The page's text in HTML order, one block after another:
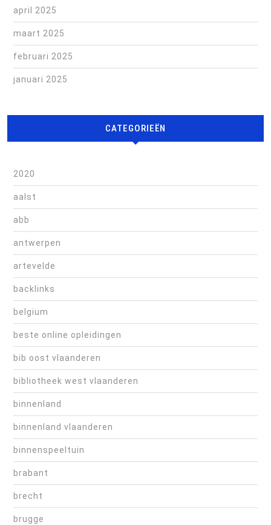
april 2025
maart 2025
februari 2025
januari 2025
CATEGORIEËN
2020
aalst
abb
antwerpen
artevelde
backlinks
belgium
beste online opleidingen
bib oost vlaanderen
bibliotheek west vlaanderen
binnenland
binnenland vlaanderen
binnenspeeltuin
brabant
brecht
brugge